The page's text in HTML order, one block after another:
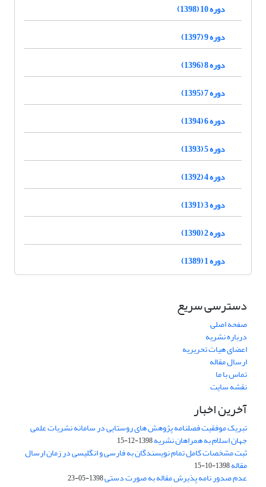
دوره 10 (1398)
دوره 9 (1397)
دوره 8 (1396)
دوره 7 (1395)
دوره 6 (1394)
دوره 5 (1393)
دوره 4 (1392)
دوره 3 (1391)
دوره 2 (1390)
دوره 1 (1389)
دسترسی سریع
صفحه اصلی
درباره نشریه
اعضای هیات تحریریه
ارسال مقاله
تماس با ما
نقشه سایت
آخرین اخبار
تبریک موفقیت فصلنامه پژوهش های روستایی در سامانه نشریات علمی
جهان اسلام به همراهان نشریه1398-12-15
ثبت مشخصات کامل تمام نویسندگان به فارسی و انگلیسی در زمان ارسال
مقاله1398-10-15
عدم صدور نامه پذیرش مقاله به صورت دستی1398-05-23